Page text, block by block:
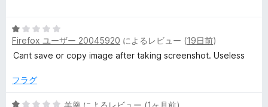
o
&
価
中
4
の
価
5
段
階
1
評
Firefox ユーザー 20045920 によるレビュー (19日前)
Cant save or copy image after taking screenshot. Useless
フラグ
5
羊羹 によるレビュー (1ヶ月前)